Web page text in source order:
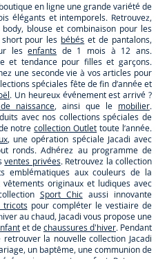
en ligne une grande variété de
élégants et intemporels. Retrouvez,
blouse et combinaison pour les
pour les bébés et de pantalons,
lesenfants de 1 mois à 12 ans.
et tendance pour filles et garçons.
une seconde vie à vos articles pour
spéciales fête de fin d’année et
. Un heureux événement est arrivé ?
naissance, ainsi que le mobilier.
avec nos collections spéciales de
notrecollection Outlet toute l’année.
, une opération spéciale Jacadi avec
ronds. Adhérez au programme de
ventes privées. Retrouvez la collection
emblématiques aux couleurs de la
vêtements originaux et ludiques avec
Sport Chicaussi innovante
tricotspour compléter le vestiaire de
au chaud, Jacadi vous propose une
et dechaussures d'hiver. Pendant
retrouver la nouvelle collection Jacadi
un baptême, une communion de